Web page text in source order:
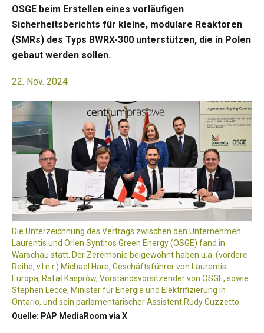
OSGE beim Erstellen eines vorläufigen
Sicherheitsberichts für kleine, modulare Reaktoren
(SMRs) des Typs BWRX-300 unterstützen, die in Polen
gebaut werden sollen.
22. Nov. 2024
Die Unterzeichnung des Vertrags zwischen den Unternehmen
Laurentis und Orlen Synthos Green Energy (OSGE) fand in
Warschau statt. Der Zeremonie beigewohnt haben u.a. (vordere
Reihe, v.l.n.r.) Michael Hare, Geschäftsführer von Laurentis
Europa, Rafał Kasprów, Vorstandsvorsitzender von OSGE, sowie
Stephen Lecce, Minister für Energie und Elektrifizierung in
Ontario, und sein parlamentarischer Assistent Rudy Cuzzetto.
Quelle: PAP MediaRoom via X